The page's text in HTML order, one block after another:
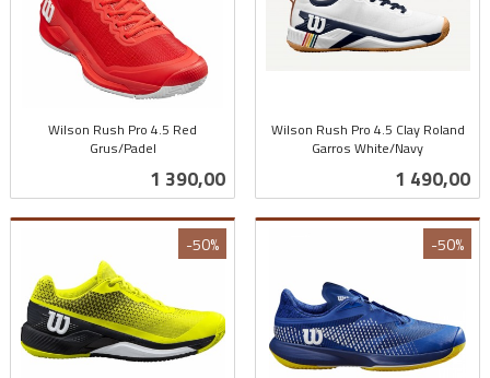
Wilson Rush Pro 4.5 Red
Grus/Padel
Pris
1 390,00
Wilson Rush Pro 4.5 Clay Roland
Garros White/Navy
Pris
1 490,00
-50% -50%